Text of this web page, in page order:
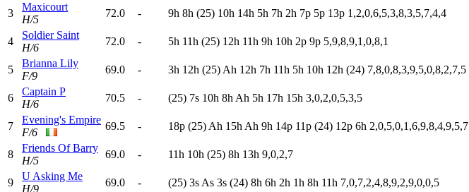
3
Maxicourt
H/5
72.0 - 9h 8h (25) 10h 14h 5h 7h 2h 7p 5p 13p 1,2,0,6,5,3,8,3,5,7,4,4
4
Soldier Saint
H/6
72.0 - 5h 11h (25) 12h 11h 9h 10h 2p 9p 5,9,8,9,1,0,8,1
5
Brianna Lily
F/9
69.0 - 3h 12h (25) Ah 12h 7h 11h 5h 10h 12h (24) 7,8,0,8,3,9,5,0,8,2,7,5
6
Captain P
H/6
70.5 - (25) 7s 10h 8h Ah 5h 17h 15h 3,0,2,0,5,3,5
7
Evening's Empire
F/6
69.5 - 18p (25) Ah 15h Ah 9h 14p 11p (24) 12p 6h 2,0,5,0,1,6,9,8,4,9,5,7
8
Friends Of Barry
H/5
69.0 - 11h 10h (25) 8h 13h 9,0,2,7
9
U Asking Me
H/9
69.0 - (25) 3s As 3s (24) 8h 6h 2h 1h 8h 11h 7,0,7,2,4,8,9,2,9,0,0,5